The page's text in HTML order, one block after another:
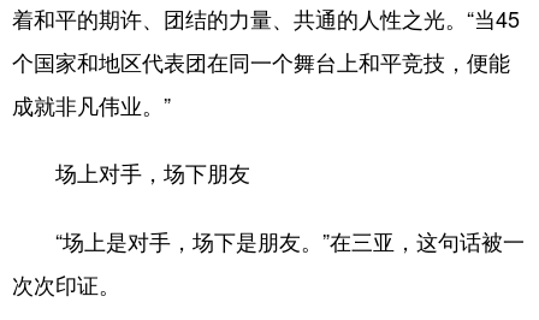
着和平的期许、团结的力量、共通的人性之光。“当45
个国家和地区代表团在同一个舞台上和平竞技，便能
成就非凡伟业。”
场上对手，场下朋友
“场上是对手，场下是朋友。”在三亚，这句话被一
次次印证。